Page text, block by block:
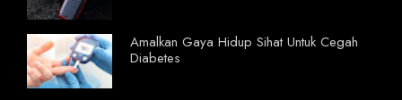
Amalkan Gaya Hidup Sihat Untuk Cegah
Diabetes